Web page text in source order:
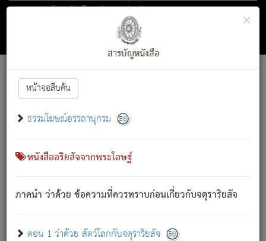
ตอน 1 ว่าด้วย สัตว์โลกกับจตุราริยสัจ
สารบัญ×
สารบัญหนังสือ
หน้าจอสืบค้น
ธรรมโฆษณ์อรรถานุกรม
หนังสืออริยสัจจากพระโอษฐ์
ภาคนำ ว่าด้วย ข้อความที่ควรทราบก่อนเกี่ยวกับจตุราริยสัจ
ตอน 1 ว่าด้วย สัตว์โลกกับจตุราริยสัจ
Font :15 ]||
สัตว์โลกนี้ เกิดความเดือดร้อนแล้ว มีผัสสะบังหน้า
เขาสำคัญสิ่งใด โดยความเป็นประการใด แต่สิ่งนั้นย่อมเป็น
(ตามที่เป็นจริง) โดยประการอื่นจากที่เขาสำคัญนั้น
สัตว์โลกติดข้องอยู่ในภพ ถูกภพบังหน้าแล้ว มีภพโดยความ
เป็นอย่างอื่น (จากที่มันเป็นอยู่จริง) จึงได้เพลิดเพลินยิ่งนักในภพ
เขาเพลิดเพลินยิ่งนักในสิ่งใด สิ่งนั้นเป็นภัย (ที่เขาไม่รู้จัก)